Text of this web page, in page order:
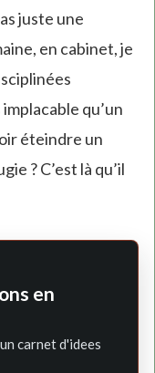
juste une
en cabinet, je
qu’un
éteindre un
? C’est là qu’il
en
carnet d'idees